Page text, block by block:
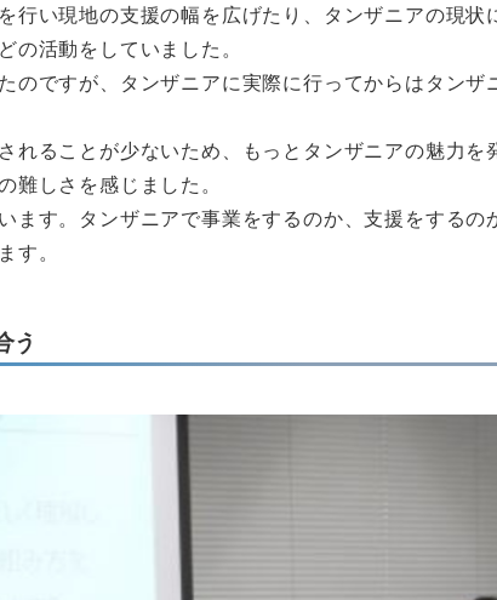
行い現地の支援の幅を広げたり、タンザニアの現
の活動をしていました。
のですが、タンザニアに実際に行ってからはタン
れることが少ないため、もっとタンザニアの魅力
難しさを感じました。
ます。タンザニアで事業をするのか、支援をする
す。
う